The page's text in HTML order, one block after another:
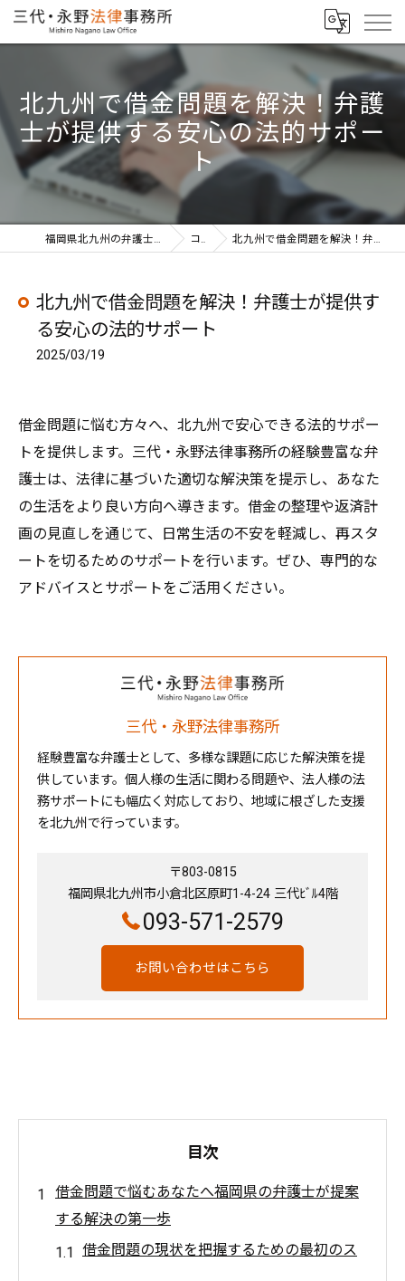
北九州で借金問題を解決！弁護
士が提供する安心の法的サポー
ト
福岡県北九州の弁護士なら三代・永野法律事務所 コラム 北九州で借金問題を解決！弁護士が提供する安心の法的サポート
北九州で借金問題を解決！弁護士が提供す
る安心の法的サポート
2025/03/19
借金問題に悩む方々へ、北九州で安心できる法的サポー
トを提供します。三代・永野法律事務所の経験豊富な弁
護士は、法律に基づいた適切な解決策を提示し、あなた
の生活をより良い方向へ導きます。借金の整理や返済計
画の見直しを通じて、日常生活の不安を軽減し、再スタ
ートを切るためのサポートを行います。ぜひ、専門的な
アドバイスとサポートをご活用ください。
三代・永野法律事務所
経験豊富な弁護士として、多様な課題に応じた解決策を提
供しています。個人様の生活に関わる問題や、法人様の法
務サポートにも幅広く対応しており、地域に根ざした支援
を北九州で行っています。
〒803-0815
福岡県北九州市小倉北区原町1-4-24 三代ﾋﾞﾙ4階
093-571-2579
お問い合わせはこちら
目次
借金問題で悩むあなたへ福岡県の弁護士が提案
する解決の第一歩
借金問題の現状を把握するための最初のス